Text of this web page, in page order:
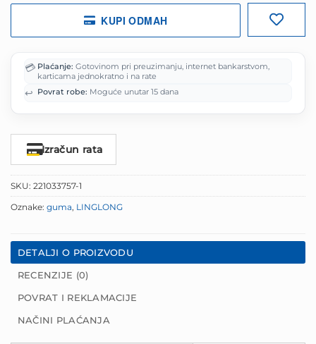
KUPI ODMAH
💳 Plaćanje: Gotovinom pri preuzimanju, internet bankarstvom,
karticama jednokratno i na rate
↩️ Povrat robe: Moguće unutar 15 dana
Izračun rata
SKU: 221033757-1
Oznake: guma, LINGLONG
DETALJI O PROIZVODU
RECENZIJE (0)
POVRAT I REKLAMACIJE
NAČINI PLAĆANJA